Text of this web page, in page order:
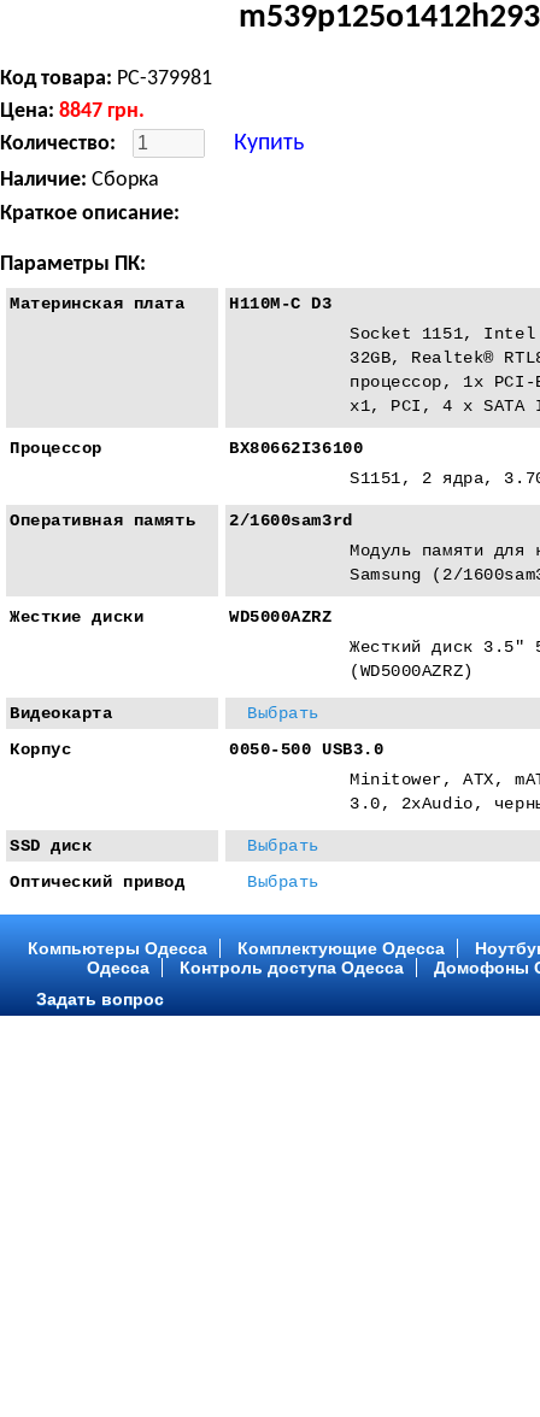
Код товара: PC-379981
Цена: 8847 грн.
Количество:
Купить
Наличие: Сборка
Краткое описание:
Параметры ПК:
Материнская плата
H110M-C D3
Socket 1151, Intel
32GB, Realtek®
процессор, 1x
x1, PCI, 4 x SATA
Процессор
BX80662I36100
S1151, 2 ядра,
Оперативная память
2/1600sam3rd
Модуль памяти для
Samsung (2/
Жесткие диски
WD5000AZRZ
Жесткий диск 3.5"
(WD5000AZRZ)
Видеокарта
Выбрать
Корпус
0050-500 USB3.0
Minitower, ATX,
3.0, 2xAudio,
SSD диск
Выбрать
Оптический привод
Выбрать
Компьютеры Одесса Комплектующие Одесса
Одесса
Контроль доступа Одесса
Домофоны
Задать вопрос